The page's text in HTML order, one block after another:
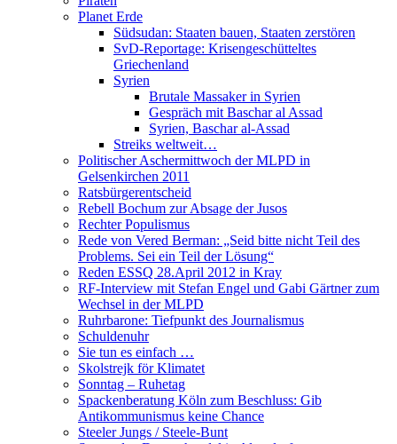
Planet Erde
Südsudan: Staaten bauen, Staaten zerstören
SvD-Reportage: Krisengeschütteltes
Griechenland
Syrien
Brutale Massaker in Syrien
Gespräch mit Baschar al Assad
Syrien, Baschar al-Assad
Streiks weltweit…
Politischer Aschermittwoch der MLPD in
Gelsenkirchen 2011
Ratsbürgerentscheid
Rebell Bochum zur Absage der Jusos
Rechter Populismus
Rede von Vered Berman: „Seid bitte nicht Teil des
Problems. Sei ein Teil der Lösung“
Reden ESSQ 28.April 2012 in Kray
RF-Interview mit Stefan Engel und Gabi Gärtner zum
Wechsel in der MLPD
Ruhrbarone: Tiefpunkt des Journalismus
Schuldenuhr
Sie tun es einfach …
Skolstrejk för Klimatet
Sonntag – Ruhetag
Spackenberatung Köln zum Beschluss: Gib
Antikommunismus keine Chance
Steeler Jungs / Steele-Bunt